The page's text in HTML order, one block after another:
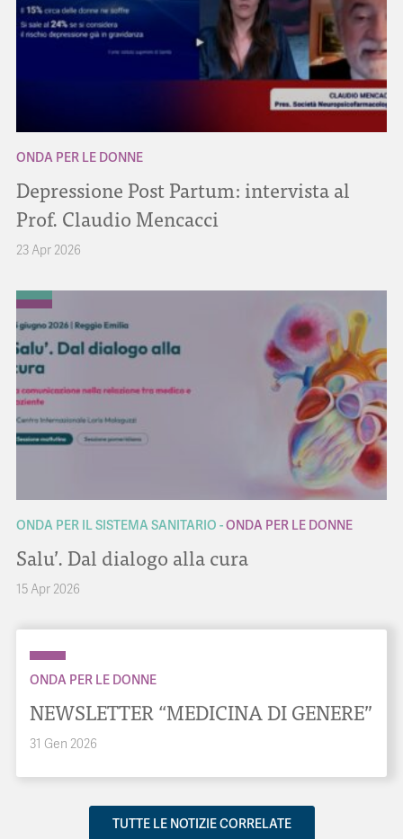
ONDA PER LE DONNE
Depressione Post Partum: intervista al
Prof. Claudio Mencacci
23 Apr 2026
ONDA PER IL SISTEMA SANITARIO ONDA PER LE DONNE
Salu’. Dal dialogo alla cura
15 Apr 2026
ONDA PER LE DONNE
NEWSLETTER “MEDICINA DI GENERE”
31 Gen 2026
TUTTE LE NOTIZIE CORRELATE